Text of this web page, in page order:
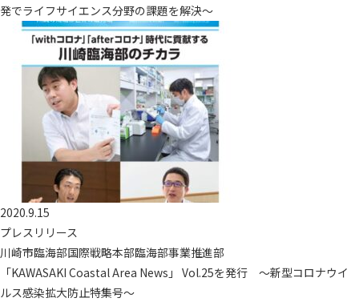
発でライフサイエンス分野の課題を解決～
2020.9.15
プレスリリース
川崎市臨海部国際戦略本部臨海部事業推進部
「KAWASAKI Coastal Area News」 Vol.25を発行 ～新型コロナウイ
ルス感染拡大防止特集号～